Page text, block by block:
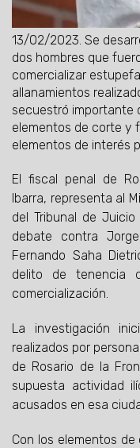
13/02/2023. Se
dos hombres que
comercializar
allanamientos
secuestró importante
elementos de corte y
elementos de interés
El fiscal penal de
Ibarra, representa al
del Tribunal de
debate contra
Fernando Saha
delito de tenencia
comercialización.
La investigación
realizados por
de Rosario de la
supuesta actividad
acusados en esa
Con los elementos